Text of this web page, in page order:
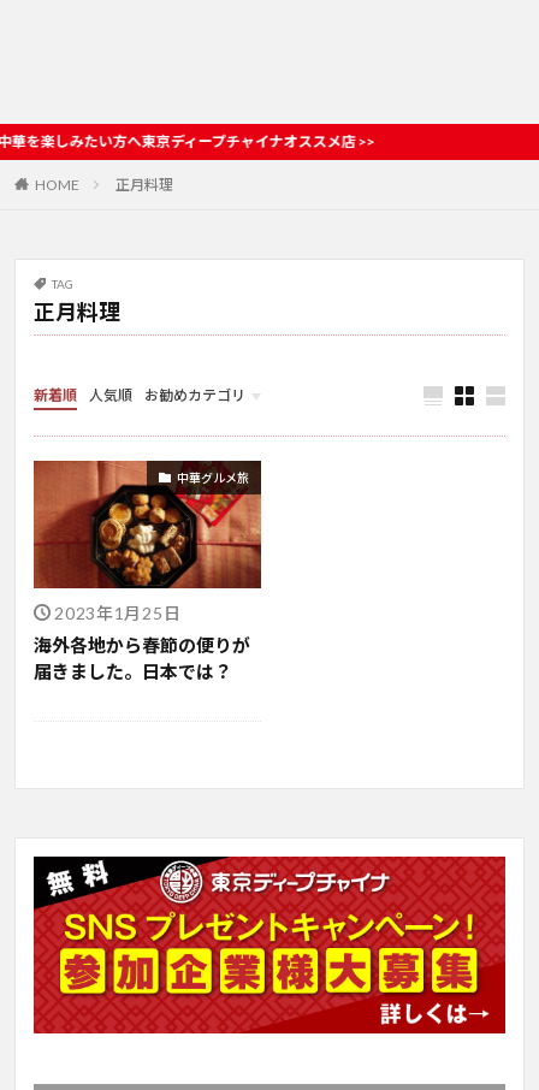
い方へ東京ディープチャイナオススメ店 >>
HOME 正月料理
TAG
正月料理
新着順 人気順 お勧めカテゴリ
お店情報
中華グルメ旅
2023年1月25日
海外各地から春節の便りが
届きました。日本では？